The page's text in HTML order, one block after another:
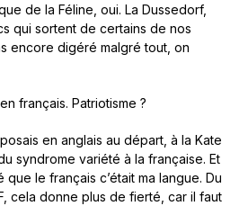
de la Féline, oui. La Dussedorf,
qui sortent de certains de nos
encore digéré malgré tout, on
français. Patriotisme ?
en anglais au départ, à la Kate
syndrome variété à la française. Et
que le français c’était ma langue. Du
cela donne plus de fierté, car il faut